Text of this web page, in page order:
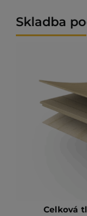
Skladba
Celková